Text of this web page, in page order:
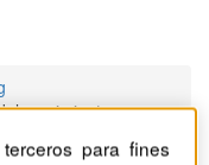
crecimiento para
para fines